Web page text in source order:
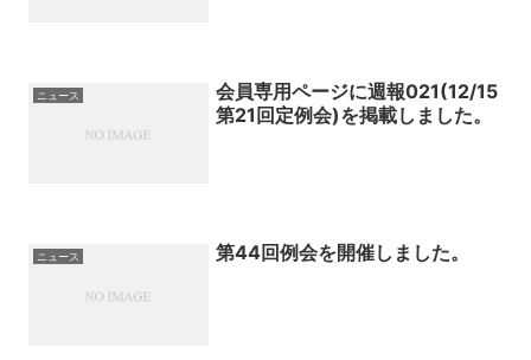
ニュース
会員専用ページに週報021(12/15
第21回定例会)を掲載しました。
ニュース 第44回例会を開催しました。